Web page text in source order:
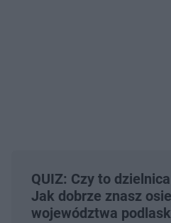
QUIZ: Czy to
Jak dobrze znasz
województwa